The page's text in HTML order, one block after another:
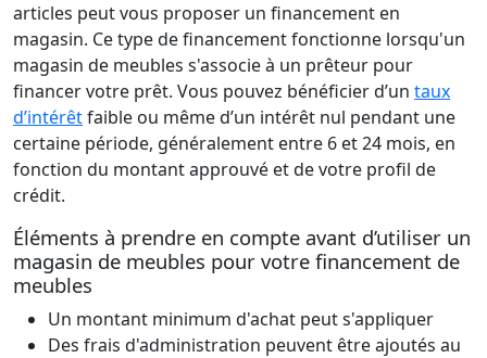
articles peut vous proposer un financement en
magasin. Ce type de financement fonctionne lorsqu'un
magasin de meubles s'associe à un prêteur pour
financer votre prêt. Vous pouvez bénéficier d’un taux
d’intérêtfaible ou même d’un intérêt nul pendant une
certaine période, généralement entre 6 et 24 mois, en
fonction du montant approuvé et de votre profil de
crédit.
Éléments à prendre en compte avant d’utiliser un
magasin de meubles pour votre financement de
meubles
Un montant minimum d'achat peut s'appliquer
Des frais d'administration peuvent être ajoutés au